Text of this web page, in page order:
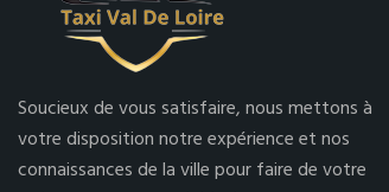
Soucieux de vous satisfaire, nous mettons à
votre disposition notre expérience et nos
connaissances de la ville pour faire de votre